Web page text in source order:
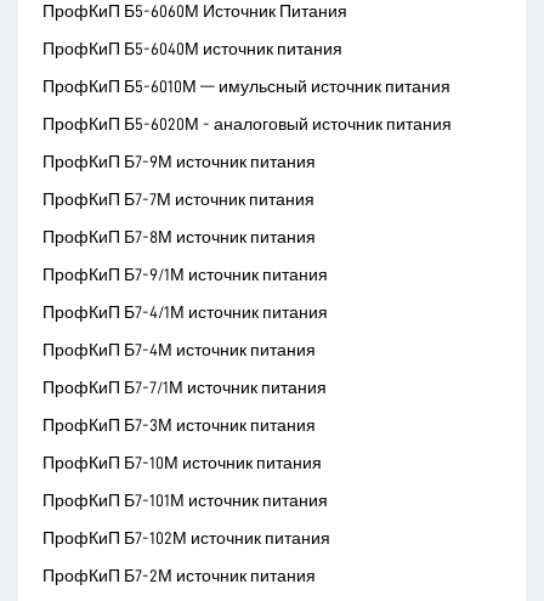
ПрофКиП Б5-6060М Источник Питания
ПрофКиП Б5-6040М источник питания
ПрофКиП Б5-6010М — имульсный источник питания
ПрофКиП Б5-6020М - аналоговый источник питания
ПрофКиП Б7-9М источник питания
ПрофКиП Б7-7М источник питания
ПрофКиП Б7-8М источник питания
ПрофКиП Б7-9/1М источник питания
ПрофКиП Б7-4/1М источник питания
ПрофКиП Б7-4М источник питания
ПрофКиП Б7-7/1М источник питания
ПрофКиП Б7-3М источник питания
ПрофКиП Б7-10М источник питания
ПрофКиП Б7-101М источник питания
ПрофКиП Б7-102М источник питания
ПрофКиП Б7-2М источник питания